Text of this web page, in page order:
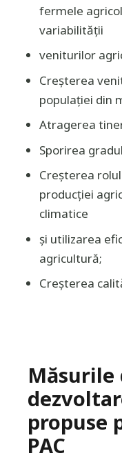
fermele
variabilității
veniturilor
Creșterea
populației din
Atragerea
Sporirea
Creșterea
producției
climatice
și utilizarea
agricultură;
Creșterea
Măsurile
propuse
PAC